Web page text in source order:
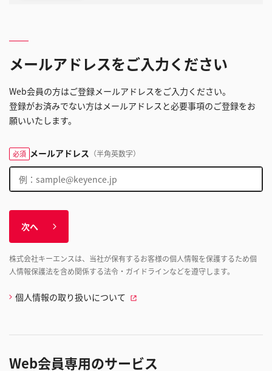
メールアドレスをご入力ください
Web会員の方はご登録メールアドレスをご入力ください。
登録がお済みでない方はメールアドレスと必要事項のご登録をお
願いいたします。
必須 メールアドレス （半角英数字）
次へ
株式会社キーエンスは、当社が保有するお客様の個人情報を保護するため個
人情報保護法を含め関係する法令・ガイドラインなどを遵守します。
個人情報の取り扱いについて
Web会員専用のサービス